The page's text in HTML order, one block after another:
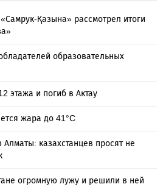
Қазына» рассмотрел итоги
образовательных
этажа и погиб в Актау
жара до 41°C
Алматы: казахстанцев просят не
огромную лужу и решили в ней